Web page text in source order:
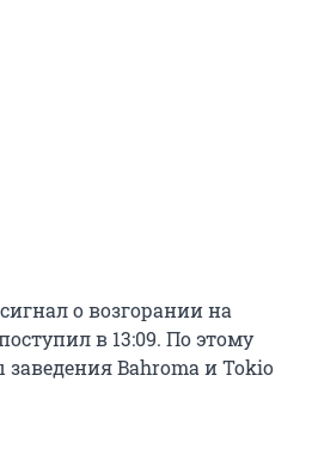
о возгорании на
в 13:09. По этому
Bahroma и Tokio